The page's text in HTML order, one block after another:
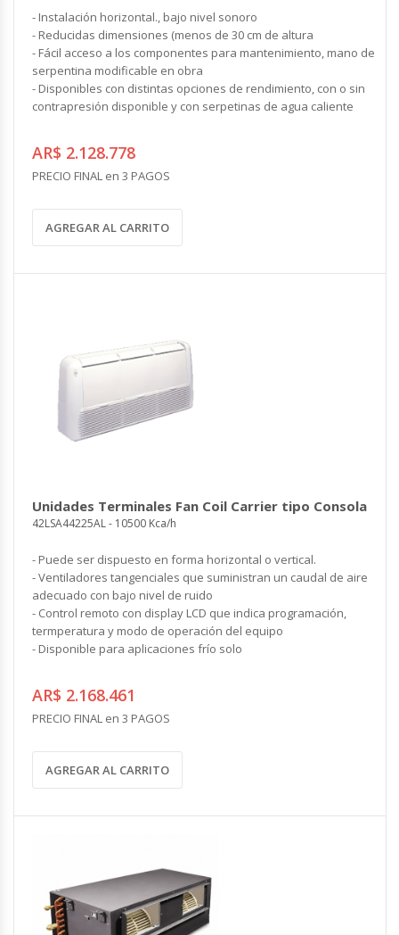
- Instalación horizontal., bajo nivel sonoro
- Reducidas dimensiones (menos de 30 cm de altura
- Fácil acceso a los componentes para mantenimiento, mano de
serpentina modificable en obra
- Disponibles con distintas opciones de rendimiento, con o sin
contrapresión disponible y con serpetinas de agua caliente
AR$ 2.128.778
PRECIO FINAL en 3 PAGOS
AGREGAR AL CARRITO
Unidades Terminales Fan Coil Carrier tipo Consola
42LSA44225AL - 10500 Kca/h
- Puede ser dispuesto en forma horizontal o vertical.
- Ventiladores tangenciales que suministran un caudal de aire
adecuado con bajo nivel de ruido
- Control remoto con display LCD que indica programación,
termperatura y modo de operación del equipo
- Disponible para aplicaciones frío solo
AR$ 2.168.461
PRECIO FINAL en 3 PAGOS
AGREGAR AL CARRITO